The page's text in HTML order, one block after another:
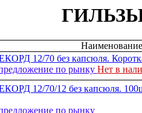
Наименование
12/70 без капсюля.
по рынку Нет в
12/70/12 без капсюля.
по рынку